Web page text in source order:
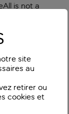
is not a
site
au
retirer ou
cookies et